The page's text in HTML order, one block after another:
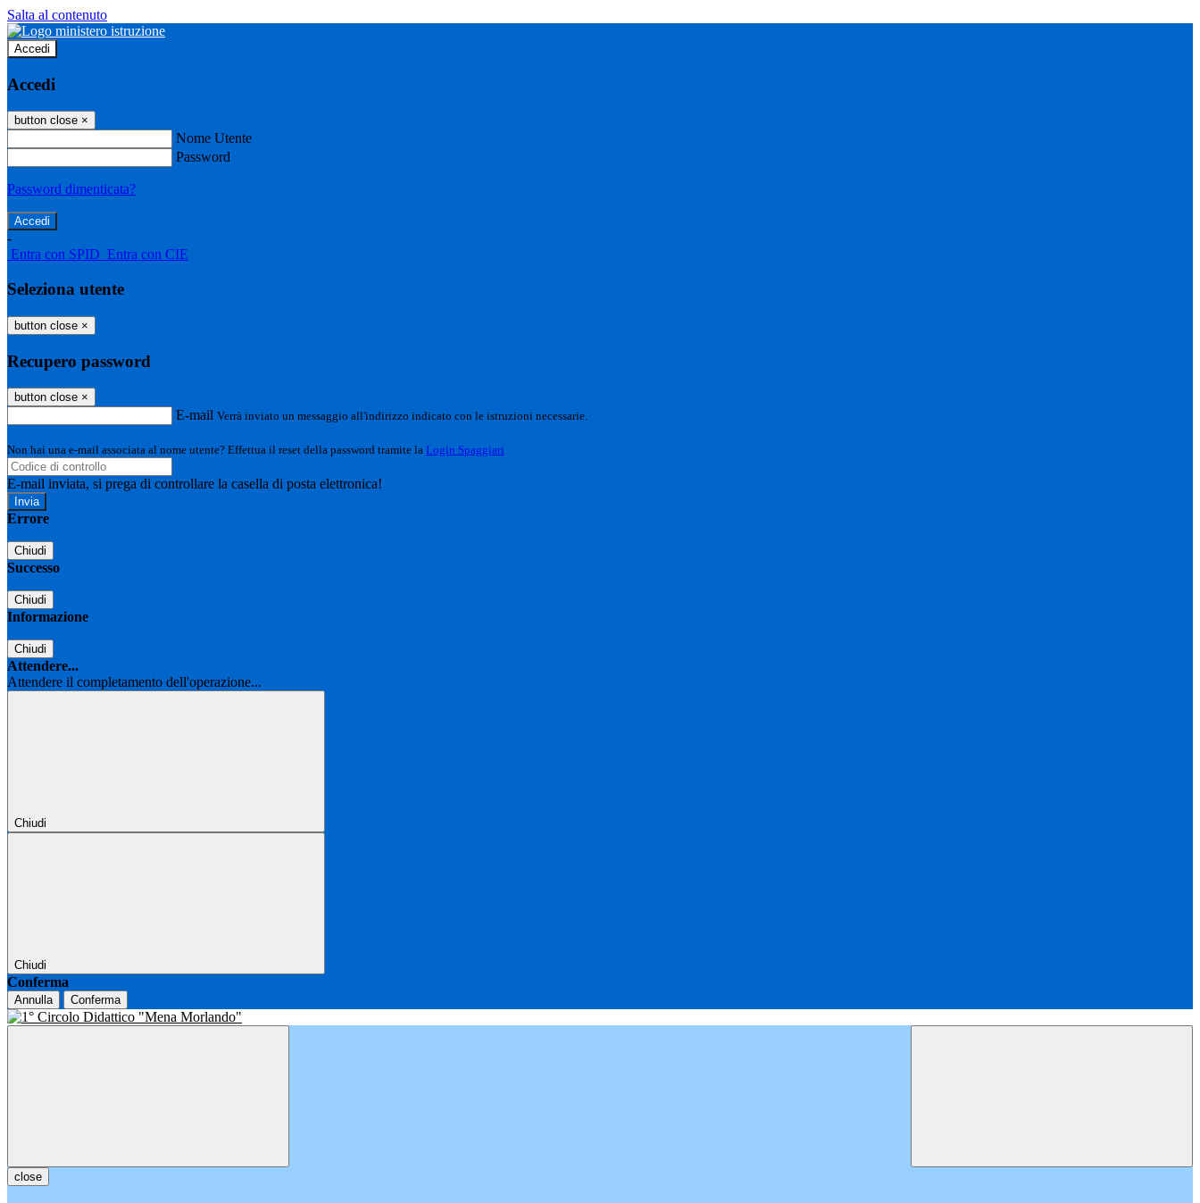
Salta al contenuto
Accedi
Accedi
button close ×
Nome Utente
Password
Password dimenticata?
-
Entra con SPID Entra con CIE
Seleziona utente
button close ×
Recupero password
button close ×
E-mail Verrà inviato un messaggio all'indirizzo indicato con le istruzioni necessarie.
Non hai una e-mail associata al nome utente? Effettua il reset della password tramite la Login Spaggiari
E-mail inviata, si prega di controllare la casella di posta elettronica!
Errore
Chiudi
Successo
Chiudi
Informazione
Chiudi
Attendere...
Attendere il completamento dell'operazione...
Chiudi
Chiudi
Conferma
Annulla Conferma
close